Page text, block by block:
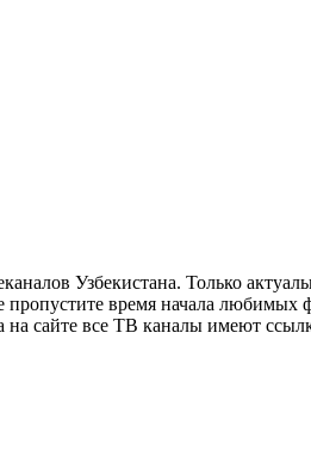
Узбекистана. Только
время начала любимых
сайте все ТВ каналы имеют